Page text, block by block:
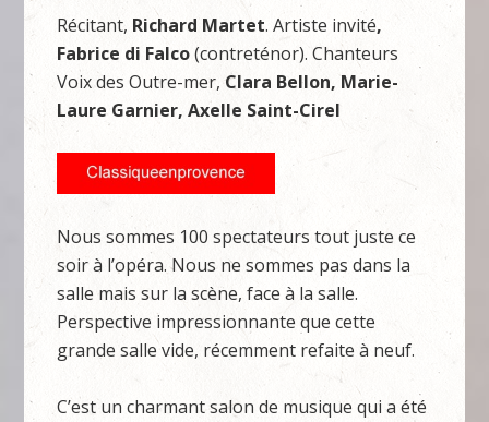
Récitant, Richard Martet. Artiste invité,
Fabrice di Falco(contreténor). Chanteurs
Voix des Outre-mer, Clara Bellon, Marie-
Laure Garnier, Axelle Saint-Cirel
Nous sommes 100 spectateurs tout juste ce
soir à l’opéra. Nous ne sommes pas dans la
salle mais sur la scène, face à la salle.
Perspective impressionnante que cette
grande salle vide, récemment refaite à neuf.
C’est un charmant salon de musique qui a été